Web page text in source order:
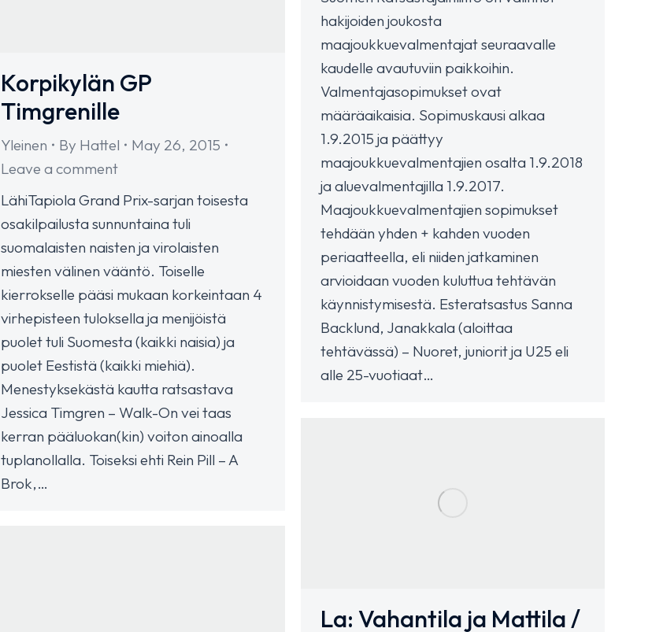
Korpikylän GP
Timgrenille
Yleinen By Hattel
May 26, 2015
Leave a comment
LähiTapiola Grand Prix-sarjan toisesta
osakilpailusta sunnuntaina tuli
suomalaisten naisten ja virolaisten
miesten välinen vääntö. Toiselle
kierrokselle pääsi mukaan korkeintaan 4
virhepisteen tuloksella ja menijöistä
puolet tuli Suomesta (kaikki naisia) ja
puolet Eestistä (kaikki miehiä).
Menestyksekästä kautta ratsastava
Jessica Timgren – Walk-On vei taas
kerran pääluokan(kin) voiton ainoalla
tuplanollalla. Toiseksi ehti Rein Pill – A
Brok,…
hakijoiden joukosta
maajoukkuevalmentajat seuraavalle
kaudelle avautuviin paikkoihin.
Valmentajasopimukset ovat
määräaikaisia. Sopimuskausi alkaa
1.9.2015 ja päättyy
maajoukkuevalmentajien osalta 1.9.2018
ja aluevalmentajilla 1.9.2017.
Maajoukkuevalmentajien sopimukset
tehdään yhden + kahden vuoden
periaatteella, eli niiden jatkaminen
arvioidaan vuoden kuluttua tehtävän
käynnistymisestä. Esteratsastus Sanna
Backlund, Janakkala (aloittaa
tehtävässä) – Nuoret, juniorit ja U25 eli
alle 25-vuotiaat…
La: Vahantila ja Mattila /